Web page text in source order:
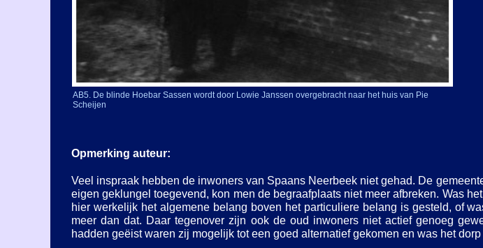
Opmerking auteur:
Veel inspraak hebben de inwoners van Spaans Neerbeek niet gehad. De
eigen geklungel toegevend, kon men de begraafplaats niet meer afbreken. Was
hier werkelijk het algemene belang boven het particuliere belang is gesteld, of
meer dan dat. Daar tegenover zijn ook de oud inwoners niet actief genoeg
hadden geëist waren zij mogelijk tot een goed alternatief gekomen en was het
AB5. De blinde Hoebar Sassen wordt door Lowie Janssen overgebracht naar het huis van Pie
Scheijen